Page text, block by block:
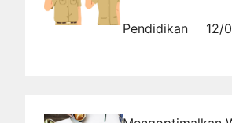
CPNS
Pendidikan 12/